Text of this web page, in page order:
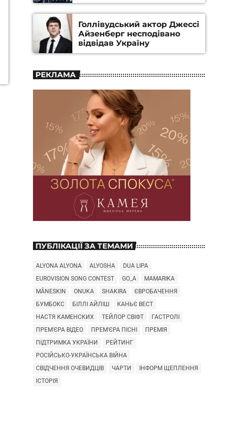
номінацію
Голлівудський актор Джессі
Айзенберг несподівано
відвідав Україну
РЕКЛАМА
ПУБЛІКАЦІЇ ЗА ТЕМАМИ
ALYONA ALYONA ALYOSHA
DUA LIPA
EUROVISION SONG CONTEST
GO_A
MAMARIKA
MÅNESKIN
ONUKA SHAKIRA
ЄВРОБАЧЕННЯ
БУМБОКС
БІЛЛІ АЙЛІШ
КАНЬЄ ВЕСТ
НАСТЯ КАМЕНСКИХ
ТЕЙЛОР СВІФТ
ГАСТРОЛІ
ПРЕМ'ЄРА ВІДЕО
ПРЕМ'ЄРА ПІСНІ
ПРЕМІЯ
ПІДТРИМКА УКРАЇНИ
РЕЙТИНГ
РОСІЙСЬКО-УКРАЇНСЬКА ВІЙНА
СВІДЧЕННЯ ОЧЕВИДЦІВ
ЧАРТИ
ІНФОРМ ЩЕПЛЕННЯ
ІСТОРІЯ